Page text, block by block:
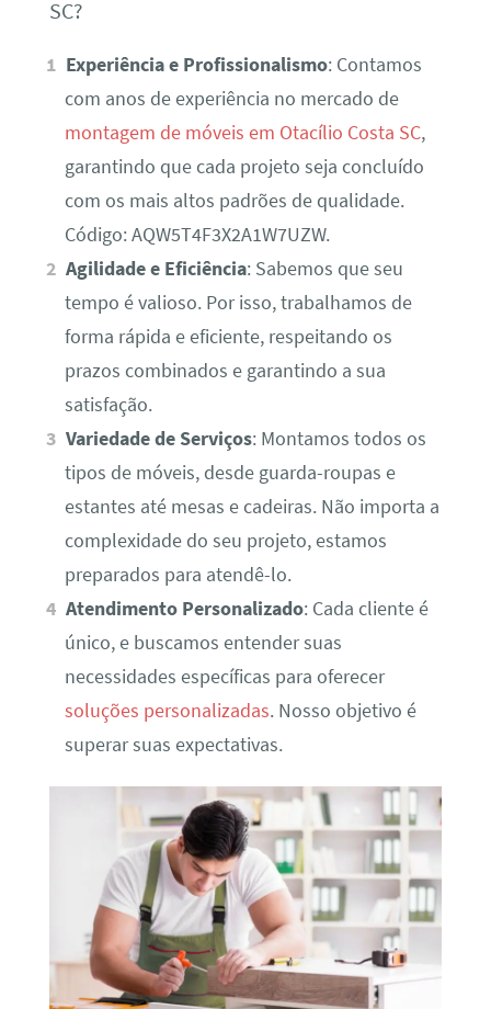
SC?
Experiência e Profissionalismo: Contamos
com anos de experiência no mercado de
montagem de móveis em Otacílio Costa SC,
garantindo que cada projeto seja concluído
com os mais altos padrões de qualidade.
Código: AQW5T4F3X2A1W7UZW.
Agilidade e Eficiência: Sabemos que seu
tempo é valioso. Por isso, trabalhamos de
forma rápida e eficiente, respeitando os
prazos combinados e garantindo a sua
satisfação.
Variedade de Serviços: Montamos todos os
tipos de móveis, desde guarda-roupas e
estantes até mesas e cadeiras. Não importa a
complexidade do seu projeto, estamos
preparados para atendê-lo.
Atendimento Personalizado: Cada cliente é
único, e buscamos entender suas
necessidades específicas para oferecer
soluções personalizadas. Nosso objetivo é
superar suas expectativas.